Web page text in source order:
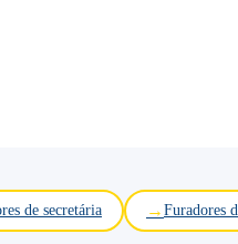
de secretária Furadores